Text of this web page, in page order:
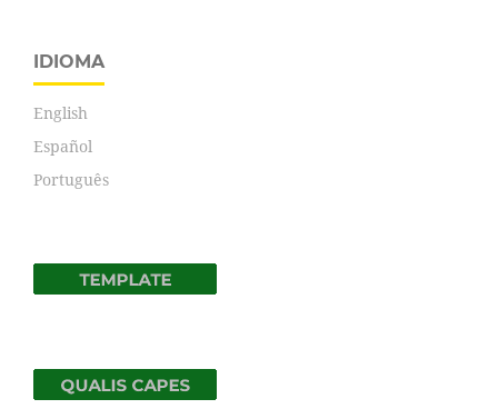
IDIOMA
English
Español
Português